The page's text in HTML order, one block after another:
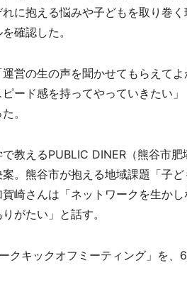
に抱える悩みや子どもを取り巻く
確認した。
営の生の声を聞かせてもらえてよ
ード感を持ってやっていきたい」
。
教えるPUBLIC DINER（熊谷市肥
。熊谷市が抱える地域課題「子ど
崎さんは「ネットワークを生かし
がたい」と話す。
クキックオフミーティング」を、